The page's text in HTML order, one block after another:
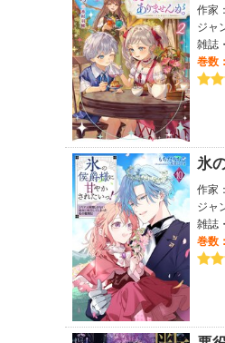
作家：
ジャ
雑誌
巻数：
氷
作家：
ジャ
雑誌
巻数：